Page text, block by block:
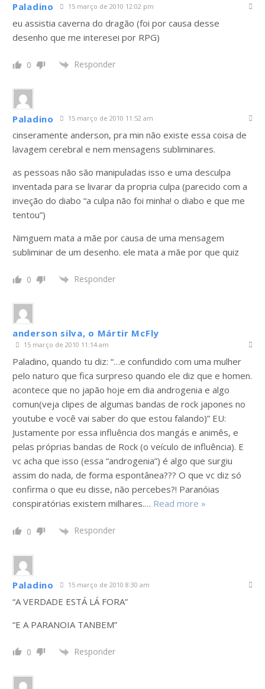
Paladino 15 março de 2010 12:02 pm
eu assistia caverna do dragão (foi por causa desse
desenho que me interesei por RPG)
0 Responder
Paladino 15 março de 2010 11:52 am
cinseramente anderson, pra min não existe essa coisa de
lavagem cerebral e nem mensagens subliminares.
as pessoas não são manipuladas isso e uma desculpa
inventada para se livarar da propria culpa (parecido com a
inveção do diabo “a culpa não foi minha! o diabo e que me
tentou”)
Nimguem mata a mãe por causa de uma mensagem
subliminar de um desenho. ele mata a mãe por que quiz
0 Responder
anderson silva, o Mártir McFly
15 março de 2010 11:14 am
Paladino, quando tu diz: “…e confundido com uma mulher
pelo naturo que fica surpreso quando ele diz que e homen.
acontece que no japão hoje em dia androgenia e algo
comun(veja clipes de algumas bandas de rock japones no
youtube e você vai saber do que estou falando)” EU:
Justamente por essa influência dos mangás e animês, e
pelas próprias bandas de Rock (o veículo de influência). E
vc acha que isso (essa “androgenia”) é algo que surgiu
assim do nada, de forma espontânea??? O que vc diz só
confirma o que eu disse, não percebes?! Paranóias
conspiratórias existem milhares.… Read more »
0 Responder
Paladino 15 março de 2010 8:30 am
“A VERDADE ESTÁ LÁ FORA”
“E A PARANOIA TANBEM”
0 Responder